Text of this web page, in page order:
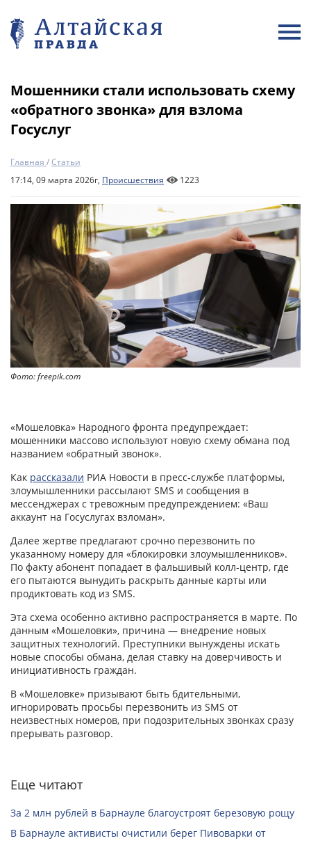
Мошенники стали использовать схему
«обратного звонка» для взлома
Госуслуг
Главная /Статьи
17:14, 09 марта 2026г, Происшествия 1223
Фото: freepik.com
«Мошеловка» Народного фронта предупреждает:
мошенники массово используют новую схему обмана под
названием «обратный звонок».
Как рассказали РИА Новости в пресс‑службе платформы,
злоумышленники рассылают SMS и сообщения в
мессенджерах с тревожным предупреждением: «Ваш
аккаунт на Госуслугах взломан».
Далее жертве предлагают срочно перезвонить по
указанному номеру для «блокировки злоумышленников».
По факту абонент попадает в фальшивый колл‑центр, где
его пытаются вынудить раскрыть данные карты или
продиктовать код из SMS.
Эта схема особенно активно распространяется в марте. По
данным «Мошеловки», причина — внедрение новых
защитных технологий. Преступники вынуждены искать
новые способы обмана, делая ставку на доверчивость и
инициативность граждан.
В «Мошеловке» призывают быть бдительными,
игнорировать просьбы перезвонить из SMS от
неизвестных номеров, при подозрительных звонках сразу
прерывать разговор.
Еще читают
За 2 млн рублей в Барнауле благоустроят березовую рощу
В Барнауле активисты очистили берег Пивоварки от